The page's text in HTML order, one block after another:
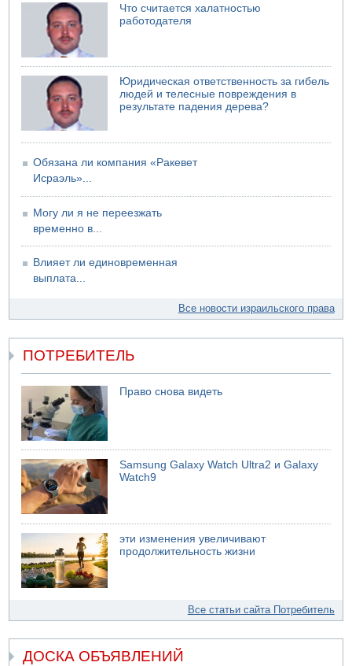
06.08.2026 13:13
Арестованы двое подозреваемых в стрельбе по
электрической компании
06.08.2026 13:07
Возле Кирьят-Арбы пожар на местности
06.08.2026 12:06
США не будут давить на Израиль в вопросе Ливана
06.08.2026 11:41
Что считается халатностью
работодателя
Юридическая ответственность за гибель
людей и телесные повреждения в
результате падения дерева?
Обязана ли компания «Ракевет
Исраэль»...
Могу ли я не переезжать
временно в...
Влияет ли единовременная
выплата...
Все новости израильского права
ПОТРЕБИТЕЛЬ
Право снова видеть
Samsung Galaxy Watch Ultra2 и Galaxy
Watch9
эти изменения увеличивают
продолжительность жизни
Все статьи сайта Потребитель
ДОСКА ОБЪЯВЛЕНИЙ